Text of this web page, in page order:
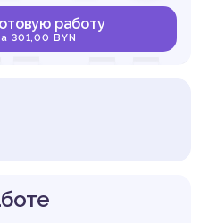
работу
301,00 BYN